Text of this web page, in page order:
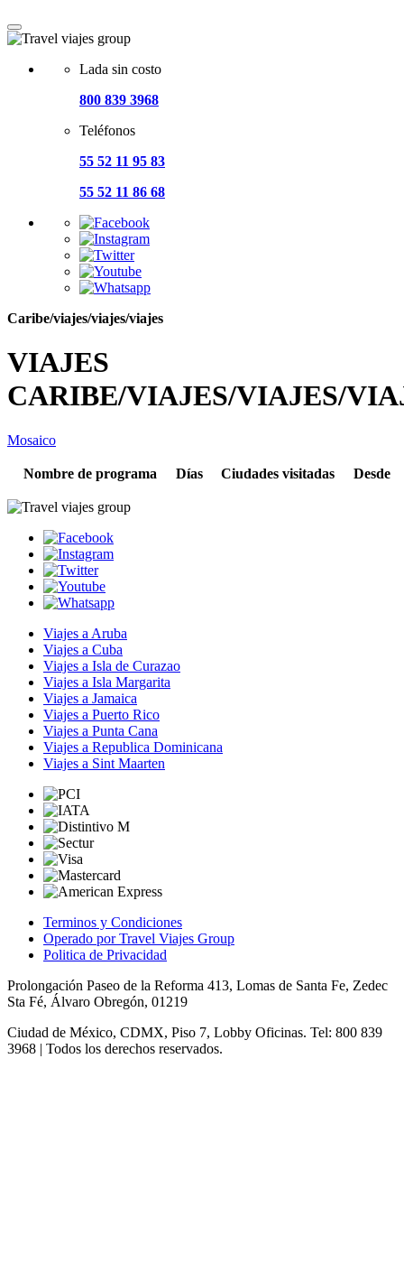
Lada sin costo
800 839 3968
Teléfonos
55 52 11 95 83
55 52 11 86 68
Caribe/viajes/viajes/viajes
VIAJES
CARIBE/VIAJES/VIAJES/
Mosaico
Nombre de programa Días Ciudades visitadas Desde
Viajes a Aruba
Viajes a Cuba
Viajes a Isla de Curazao
Viajes a Isla Margarita
Viajes a Jamaica
Viajes a Puerto Rico
Viajes a Punta Cana
Viajes a Republica Dominicana
Viajes a Sint Maarten
Terminos y Condiciones
Operado por Travel Viajes Group
Politica de Privacidad
Prolongación Paseo de la Reforma 413, Lomas de Santa Fe, Zedec
Sta Fé, Álvaro Obregón, 01219
Ciudad de México, CDMX, Piso 7, Lobby Oficinas. Tel: 800 839
3968 | Todos los derechos reservados.